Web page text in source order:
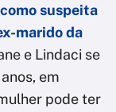
suspeita
marido da
e Lindaci se
em
pode ter